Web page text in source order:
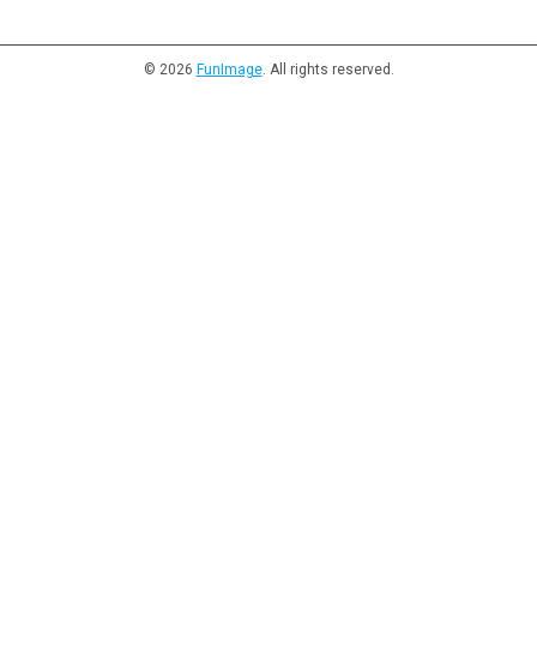
© 2026 FunImage. All rights reserved.